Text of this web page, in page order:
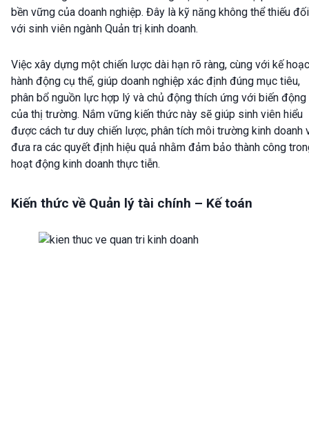
bền vững của doanh nghiệp. Đây là kỹ năng không thể thiếu đối
với sinh viên ngành Quản trị kinh doanh.
Việc xây dựng một chiến lược dài hạn rõ ràng, cùng với kế
hành động cụ thể, giúp doanh nghiệp xác định đúng mục tiêu,
phân bổ nguồn lực hợp lý và chủ động thích ứng với biến động
của thị trường. Nắm vững kiến thức này sẽ giúp sinh viên hiểu
được cách tư duy chiến lược, phân tích môi trường kinh doanh
đưa ra các quyết định hiệu quả nhằm đảm bảo thành công
hoạt động kinh doanh thực tiễn.
Kiến thức về Quản lý tài chính – Kế toán